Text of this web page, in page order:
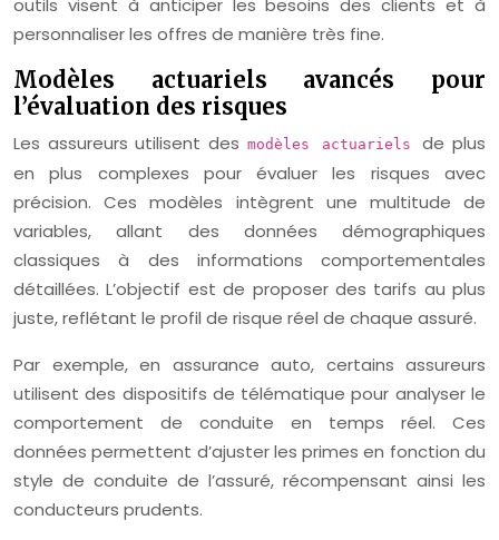
outils visent à anticiper les besoins des clients et à
personnaliser les offres de manière très fine.
Modèles actuariels avancés pour
l’évaluation des risques
Les assureurs utilisent des modèles actuarielsde plus
en plus complexes pour évaluer les risques avec
précision. Ces modèles intègrent une multitude de
variables, allant des données démographiques
classiques à des informations comportementales
détaillées. L’objectif est de proposer des tarifs au plus
juste, reflétant le profil de risque réel de chaque assuré.
Par exemple, en assurance auto, certains assureurs
utilisent des dispositifs de télématique pour analyser le
comportement de conduite en temps réel. Ces
données permettent d’ajuster les primes en fonction du
style de conduite de l’assuré, récompensant ainsi les
conducteurs prudents.